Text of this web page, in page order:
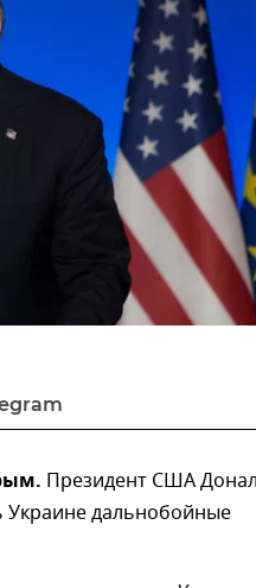
Президент США
Украине дальнобойные